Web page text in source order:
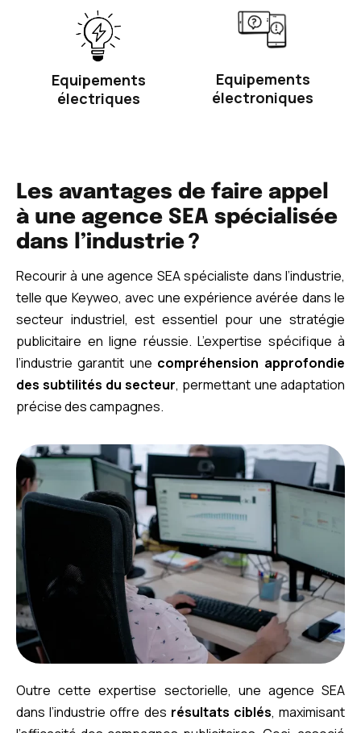
Equipements
électriques
Equipements
électroniques
Les avantages de faire appel
à une agence SEA spécialisée
dans l’industrie ?
Recourir à une agence SEA spécialiste dans l’industrie,
telle que Keyweo, avec une expérience avérée dans le
secteur industriel, est essentiel pour une stratégie
publicitaire en ligne réussie. L’expertise spécifique à
l’industrie garantit une compréhension approfondie
des subtilités du secteur, permettant une adaptation
précise des campagnes.
Outre cette expertise sectorielle, une agence SEA
dans l’industrie offre des résultats ciblés, maximisant